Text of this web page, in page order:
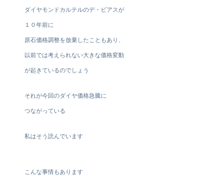
ダイヤモンドカルテルのデ・ビアスが
１０年前に
原石価格調整を放棄したこともあり、
以前では考えられない大きな価格変動
が起きているのでしょう
それが今回のダイヤ価格急騰に
つながっている
私はそう読んでいます
こんな事情もあります